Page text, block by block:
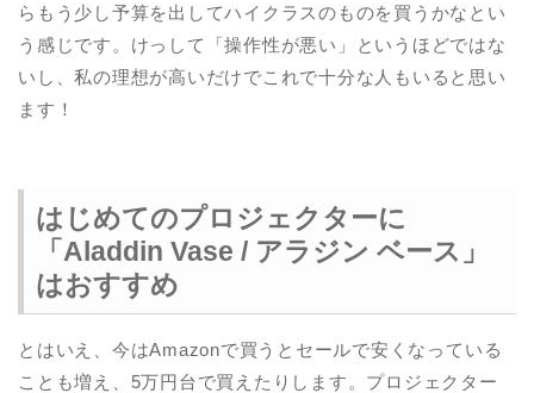
らもう少し予算を出してハイクラスのものを買うかなとい
う感じです。けっして「操作性が悪い」というほどではな
いし、私の理想が高いだけでこれで十分な人もいると思い
ます！
はじめてのプロジェクターに
「Aladdin Vase / アラジン ベース」
はおすすめ
とはいえ、今はAmazonで買うとセールで安くなっている
ことも増え、5万円台で買えたりします。プロジェクター